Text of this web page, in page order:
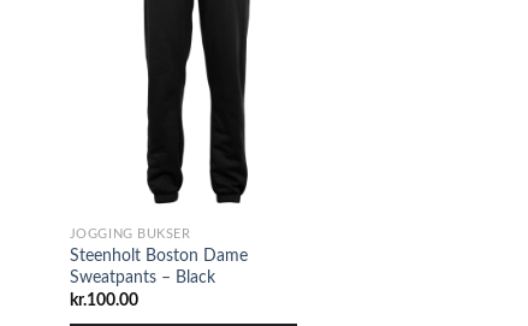
JOGGING BUKSER
Steenholt Boston Dame
Sweatpants – Black
kr.100.00